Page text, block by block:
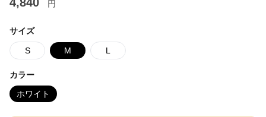
円
サイズ
S M L
カラー
ホワイト